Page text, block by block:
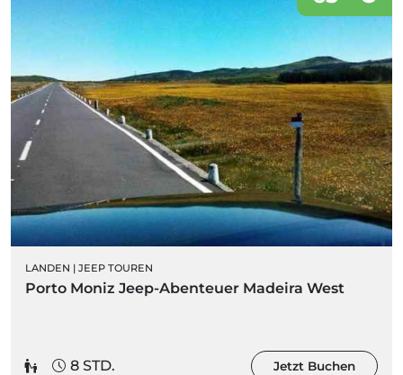
LANDEN | JEEP TOUREN
Porto Moniz Jeep-Abenteuer Madeira West
8 STD. Jetzt Buchen